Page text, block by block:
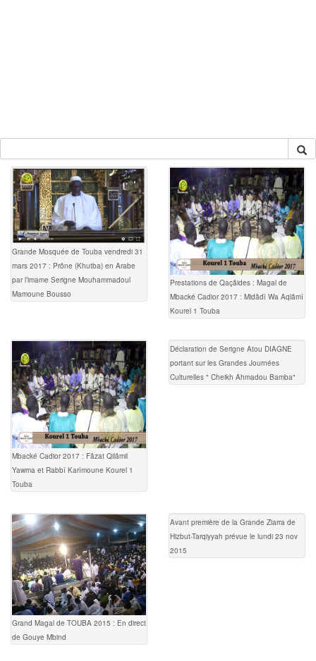
Grande Mosquée de Touba vendredi 31
mars 2017 : Prône (Khutba) en Arabe
par l’imame Serigne Mouhammadoul
Mamoune Bousso
Prestations de Qaçâides : Magal de
Mbacké Cadior 2017 : Midâdî Wa Aqlâmî
Kourel 1 Touba
Mbacké Cadior 2017 : Fâzat Qilâmil
Yawma et Rabbî Karîmoune Kourel 1
Touba
Déclaration de Serigne Atou DIAGNE
portant sur les Grandes Journées
Culturelles " Cheikh Ahmadou Bamba"
Grand Magal de TOUBA 2015 : En direct
de Gouye Mbind
Avant première de la Grande Ziarra de
Hizbut-Tarqiyyah prévue le lundi 23 nov
2015